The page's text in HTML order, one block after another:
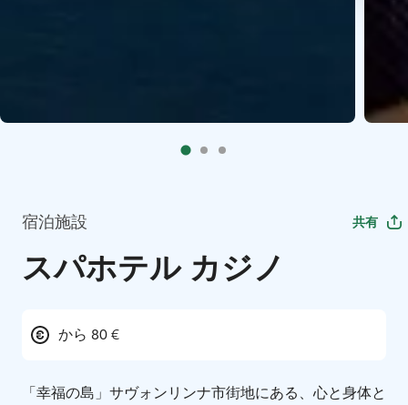
宿泊施設 共有
スパホテル カジノ
から 80 €
「幸福の島」サヴォンリンナ市街地にある、心と身体と